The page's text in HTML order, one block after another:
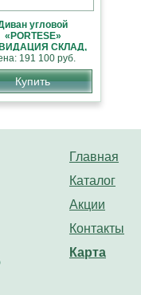
угловой
«PORTESE»
СКЛАД,
СКИДКА 30%
191 100 руб.
Купить
Главная
Каталог
Акции
Контакты
Карта